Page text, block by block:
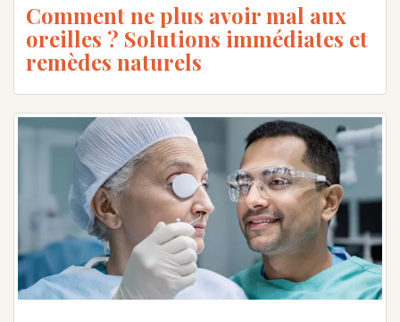
Comment ne plus avoir mal aux
oreilles ? Solutions immédiates et
remèdes naturels